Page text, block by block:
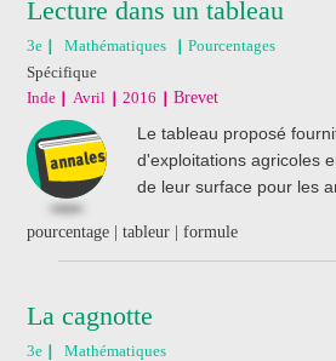
Lecture dans un tableau
3e Mathématiques
Pourcentages
Spécifique
Inde
Avril 2016 Brevet
Le tableau proposé
d'exploitations agricoles
de leur surface pour les
pourcentage | tableur | formule
La cagnotte
3e
Mathématiques